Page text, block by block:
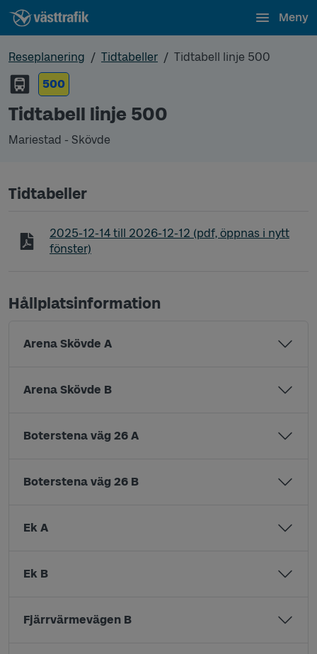
Meny
Reseplanering Tidtabeller
Tidtabell linje 500
500
Tidtabell linje 500
Mariestad - Skövde
Tidtabeller
Tidtabell linje 500 Mariestad - Skövde
2025-12-14 till 2026-12-12 (pdf, öppnas i nytt
fönster)
Hållplatsinformation
Arena Skövde A
Arena Skövde B
Boterstena väg 26 A
Boterstena väg 26 B
Ek A
Ek B
Fjärrvärmevägen B